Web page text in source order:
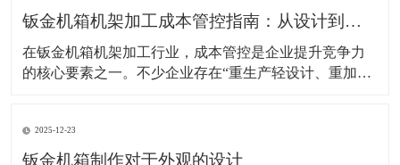
本”或“性能不足导致故障”的问题。本文将结合主流材料
钣金机箱机架加工成本管控指南：从设计到生产的全流程降本策略
在钣金机箱机架加工行业，成本管控是企业提升竞争力
的核心要素之一。不少企业存在“重生产轻设计、重加工
穿设计、材料采购、加工生产、质量控制等全流程，每
个环节都存在降本优化的空间。本文将从全流程视角，
2025-12-23
钣金机箱制作对于外观的设计